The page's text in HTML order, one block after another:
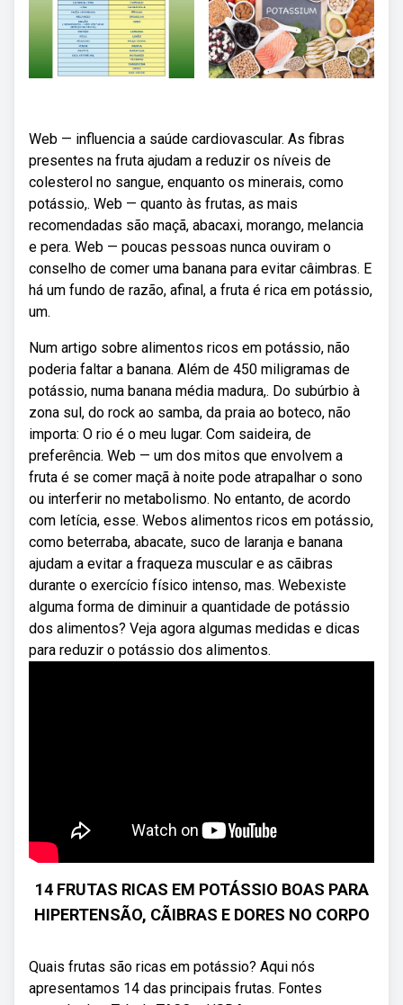
Web — influencia a saúde cardiovascular. As fibras
presentes na fruta ajudam a reduzir os níveis de
colesterol no sangue, enquanto os minerais, como
potássio,. Web — quanto às frutas, as mais
recomendadas são maçã, abacaxi, morango, melancia
e pera. Web — poucas pessoas nunca ouviram o
conselho de comer uma banana para evitar câimbras. E
há um fundo de razão, afinal, a fruta é rica em potássio,
um.
Num artigo sobre alimentos ricos em potássio, não
poderia faltar a banana. Além de 450 miligramas de
potássio, numa banana média madura,. Do subúrbio à
zona sul, do rock ao samba, da praia ao boteco, não
importa: O rio é o meu lugar. Com saideira, de
preferência. Web — um dos mitos que envolvem a
fruta é se comer maçã à noite pode atrapalhar o sono
ou interferir no metabolismo. No entanto, de acordo
com letícia, esse. Webos alimentos ricos em potássio,
como beterraba, abacate, suco de laranja e banana
ajudam a evitar a fraqueza muscular e as cãibras
durante o exercício físico intenso, mas. Webexiste
alguma forma de diminuir a quantidade de potássio
dos alimentos? Veja agora algumas medidas e dicas
para reduzir o potássio dos alimentos.
14 FRUTAS RICAS EM POTÁSSIO BOAS PARA
HIPERTENSÃO, CÃIBRAS E DORES NO CORPO
Quais frutas são ricas em potássio? Aqui nós
apresentamos 14 das principais frutas. Fontes